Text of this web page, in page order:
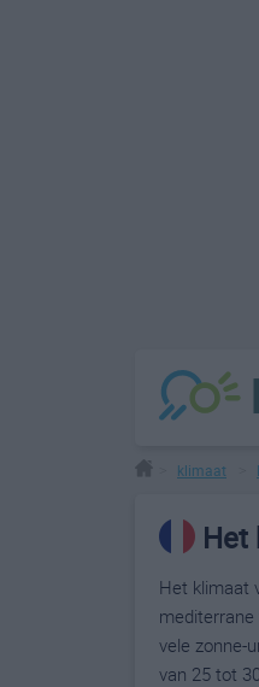
klimaat
Het
Het klimaat
vele zonne-
van 25 tot